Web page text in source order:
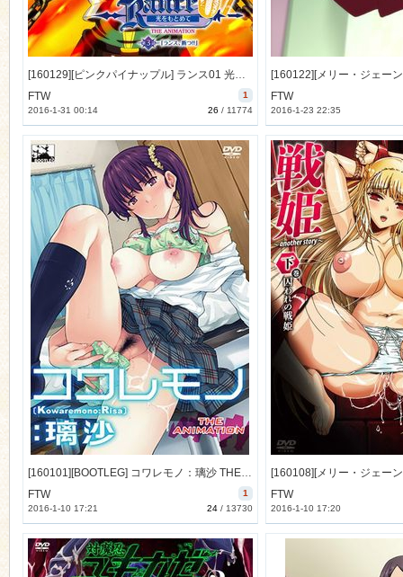
[160129][ピンクパイナップル] ランス01 光をもとめて THE ANIMATION 第3話「ランス、断つ!!」 (DVD 720x480 x264) [335M]
1
FTW
26 / 11774
2016-1-31 00:14
FTW
2016-1-23 22:35
[160101][BOOTLEG] コワレモノ：璃沙 THE ANIMATION (DVD 720x480 x264) [184M]
1
FTW
24/ 13730
2016-1-10 17:21
FTW
2016-1-10 17:20